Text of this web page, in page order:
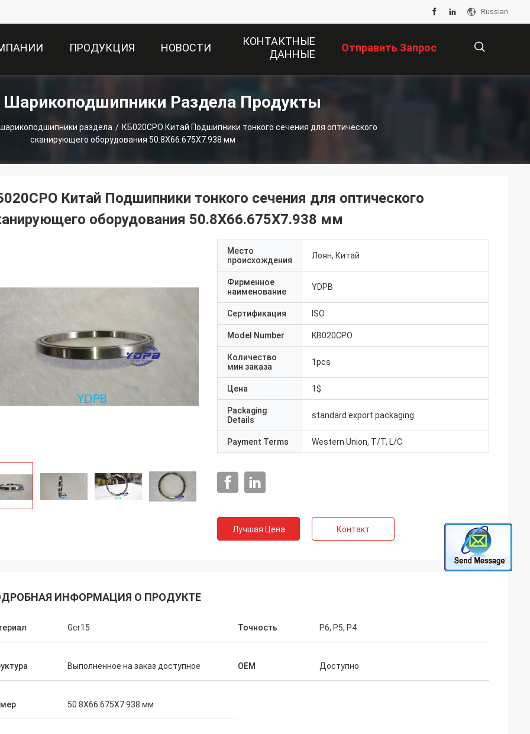
Russian
ПРОДУКЦИЯ НОВОСТИ
КОНТАКТНЫЕ
ДАННЫЕ
Отправить Запрос
Шарикоподшипники Раздела Продукты
раздела / КБ020CPO Китай Подшипники тонкого сечения для оптического
сканирующего оборудования 50.8X66.675X7.938 мм
Китай Подшипники тонкого сечения для оптического
оборудования 50.8X66.675X7.938 мм
Место
происхождения
Лоян, Китай
Фирменное
наименование
YDPB
Сертификация ISO
Model Number KB020CPO
Количество
мин заказа
1pcs
Цена 1$
Packaging
Details
standard export packaging
Payment Terms Western Union, T/T, L/C
Лучшая Цена Контакт
ИНФОРМАЦИЯ О ПРОДУКТЕ
Gcr15 Точность P6, P5, P4
Выполненное на заказ доступное OEM Доступно
50.8X66.675X7.938 мм